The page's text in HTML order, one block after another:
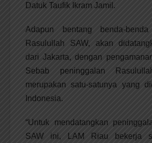
Datuk Taufik Ikram Jamil.
Adapun bentang benda-benda
Rasulullah SAW, akan
dari Jakarta, dengan
Sebab peninggalan
merupakan satu-satunya yang
Indonesia.
“Untuk mendatangkan
SAW ini, LAM Riau bekerja